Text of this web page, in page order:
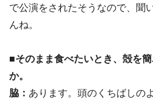
で公演をされたそうなので、聞
んね。
■そのまま食べたいとき、殻を
か。
脇： あります。頭のくちばしの